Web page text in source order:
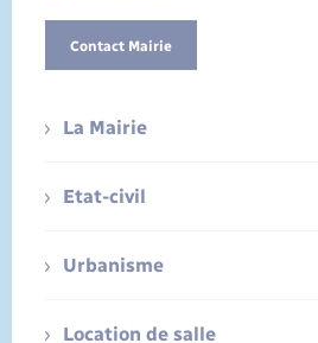
Contact Mairie
La Mairie
Etat-civil
Urbanisme
Location de salle